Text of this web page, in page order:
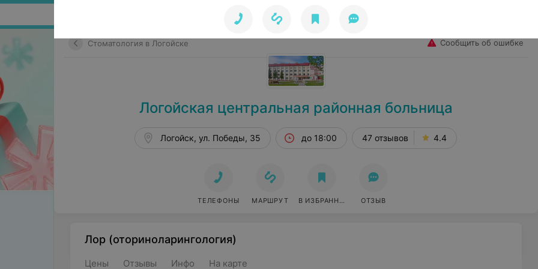
Стоматология в Логойске Сообщить об ошибке
Логойская центральная районная больница
Логойск, ул. Победы, 35 до 18:00 47 отзывов 4.4
ТЕЛЕФОНЫ МАРШРУТ В ИЗБРАННОЕ ОТЗЫВ
Лор (оториноларингология)
Цены Отзывы Инфо На карте